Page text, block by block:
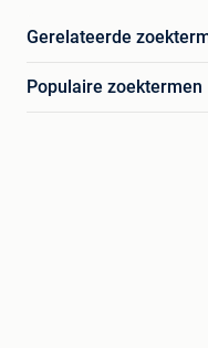
Gerelateerde
Populaire zoektermen